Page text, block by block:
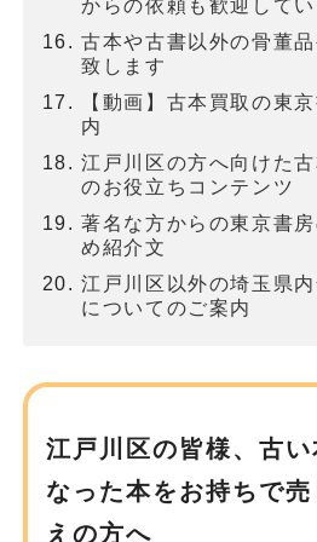
からの依頼も歓迎してい
古本や古書以外の骨董
致します
【動画】古本買取の東
内
江戸川区の方へ向けた
のお役立ちコンテンツ
著名な方からの東京書
め紹介文
江戸川区以外の埼玉県
についてのご案内
江戸川区の皆様、古い
なった本をお持ちで
えの方へ